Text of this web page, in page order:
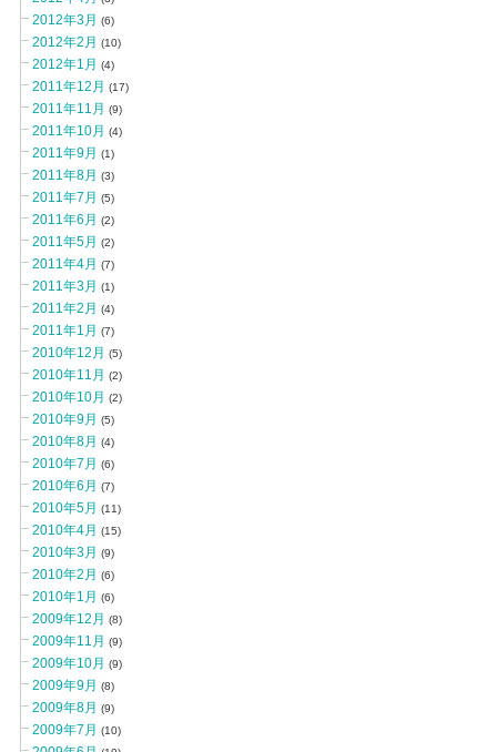
2012年3月 (6)
2012年2月 (10)
2012年1月 (4)
2011年12月 (17)
2011年11月 (9)
2011年10月 (4)
2011年9月 (1)
2011年8月 (3)
2011年7月 (5)
2011年6月 (2)
2011年5月 (2)
2011年4月 (7)
2011年3月 (1)
2011年2月 (4)
2011年1月 (7)
2010年12月 (5)
2010年11月 (2)
2010年10月 (2)
2010年9月 (5)
2010年8月 (4)
2010年7月 (6)
2010年6月 (7)
2010年5月 (11)
2010年4月 (15)
2010年3月 (9)
2010年2月 (6)
2010年1月 (6)
2009年12月 (8)
2009年11月 (9)
2009年10月 (9)
2009年9月 (8)
2009年8月 (9)
2009年7月 (10)